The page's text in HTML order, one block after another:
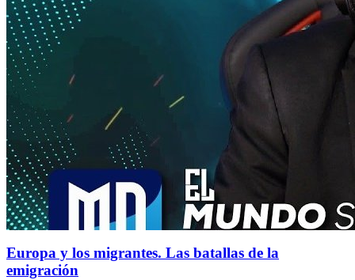
Europa y los migrantes. Las batallas de la
emigración